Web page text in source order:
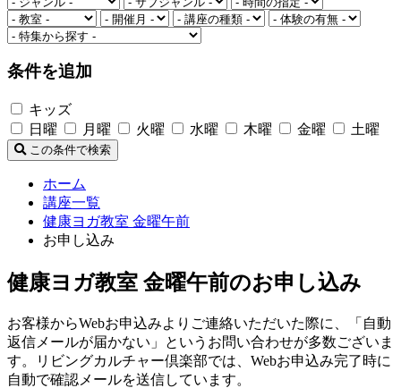
条件を追加
キッズ
日曜
月曜 火曜 水曜 木曜 金曜 土曜
この条件で検索
ホーム
講座一覧
健康ヨガ教室 金曜午前
お申し込み
健康ヨガ教室 金曜午前のお申し込み
お客様からWebお申込みよりご連絡いただいた際に、「自動
返信メールが届かない」というお問い合わせが多数ございま
す。リビングカルチャー倶楽部では、Webお申込み完了時に
自動で確認メールを送信しています。